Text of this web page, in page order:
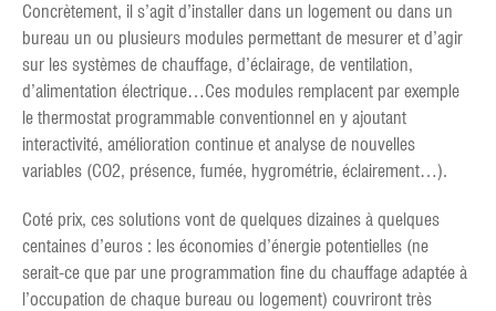
Concrètement, il s’agit d’installer dans un logement ou dans un
bureau un ou plusieurs modules permettant de mesurer et d’agir
sur les systèmes de chauffage, d’éclairage, de ventilation,
d’alimentation électrique…Ces modules remplacent par exemple
le thermostat programmable conventionnel en y ajoutant
interactivité, amélioration continue et analyse de nouvelles
variables (CO2, présence, fumée, hygrométrie, éclairement…).
Coté prix, ces solutions vont de quelques dizaines à quelques
centaines d’euros : les économies d’énergie potentielles (ne
serait-ce que par une programmation fine du chauffage adaptée à
l’occupation de chaque bureau ou logement) couvriront très